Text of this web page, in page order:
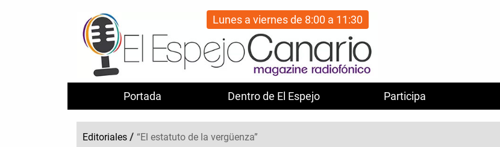
Portada Dentro de El Espejo Participa
Lunes a viernes de 8:00 a 11:30
Editoriales / “El estatuto de la vergüenza”